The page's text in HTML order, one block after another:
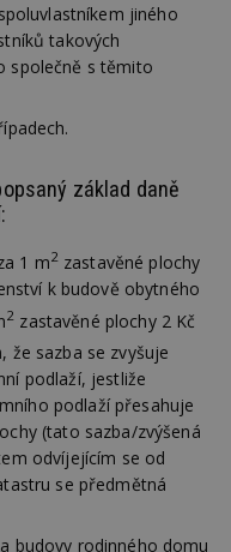
jiného
takových
společně s těmito
základ daně
1 m2zastavěné plochy
k budově obytného
2 zastavěné plochy 2 Kč
že sazba se zvyšuje
podlaží, jestliže
podlaží přesahuje
(tato sazba/zvýšená
odvíjejícím se od
se předmětná
budovy rodinného domu